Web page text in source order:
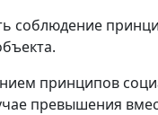
соблюдение
принципов
превышения